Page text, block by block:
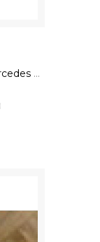
Abdeckung Armaturenbrett Mercedes Benz C-Klasse W204 A2046800178 vorne links